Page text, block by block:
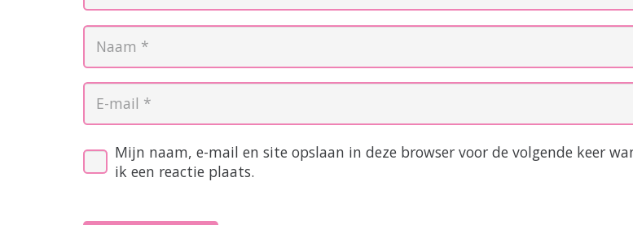
Mijn naam, e-mail en site opslaan in deze browser voor de volgende keer
ik een reactie plaats.